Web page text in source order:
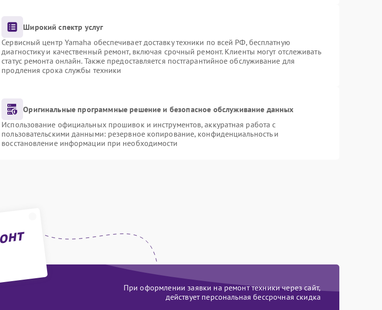
Широкий спектр услуг
Сервисный центр Yamaha обеспечивает доставку техники по всей РФ, бесплатную
диагностику и качественный ремонт, включая срочный ремонт. Клиенты могут отслеживать
статус ремонта онлайн. Также предоставляется постгарантийное обслуживание для
продления срока службы техники
Оригинальные программные решение и безопасное обслуживание данных
Использование официальных прошивок и инструментов, аккуратная работа с
пользовательскими данными: резервное копирование, конфиденциальность и
восстановление информации при необходимости
При оформлении заявки на ремонт техники через сайт,
действует персональная бессрочная скидка